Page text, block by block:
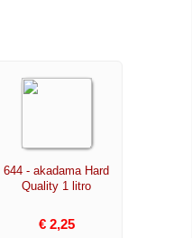
644 - akadama Hard
Quality 1 litro
€ 2,25